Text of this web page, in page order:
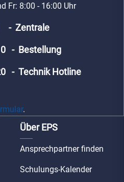
Fr: 8:00 - 16:00 Uhr
- Zentrale
- Bestellung
- Technik Hotline
.
Über EPS
Ansprechpartner finden
Schulungs-Kalender